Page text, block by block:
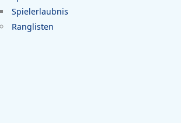
Spielerlaubnis
Ranglisten